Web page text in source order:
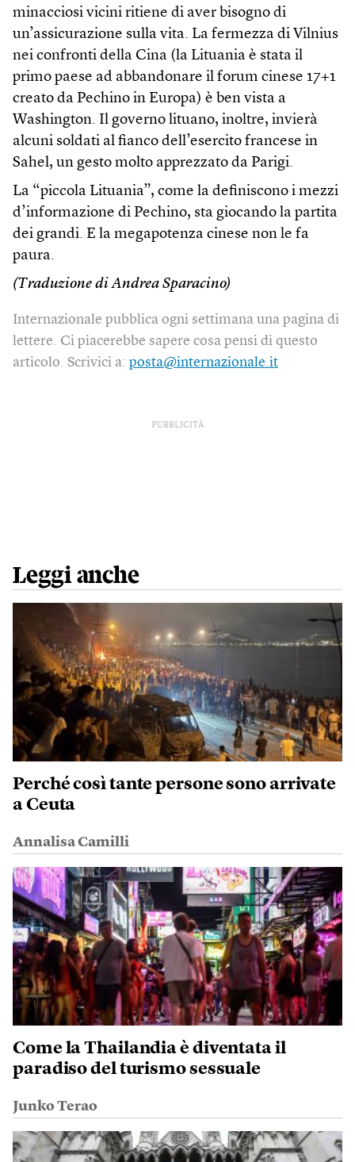
minacciosi vicini ritiene di aver bisogno di
un’assicurazione sulla vita. La fermezza di Vilnius
nei confronti della Cina (la Lituania è stata il
primo paese ad abbandonare il forum cinese 17+1
creato da Pechino in Europa) è ben vista a
Washington. Il governo lituano, inoltre, invierà
alcuni soldati al fianco dell’esercito francese in
Sahel, un gesto molto apprezzato da Parigi.
La “piccola Lituania”, come la definiscono i mezzi
d’informazione di Pechino, sta giocando la partita
dei grandi. E la megapotenza cinese non le fa
paura.
(Traduzione di Andrea Sparacino)
Internazionale pubblica ogni settimana una pagina di
lettere. Ci piacerebbe sapere cosa pensi di questo
articolo. Scrivici a: posta@internazionale.it
PUBBLICITÀ
Leggi anche
Perché così tante persone sono arrivate
a Ceuta
Annalisa Camilli
Come la Thailandia è diventata il
paradiso del turismo sessuale
Junko Terao